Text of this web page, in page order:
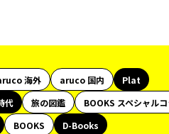
海外 aruco 国内
Plat
代 旅の図鑑
BOOKS スペシャル
BOOKS
D-Books